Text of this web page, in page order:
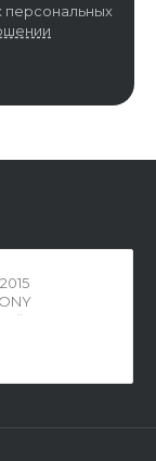
персональных